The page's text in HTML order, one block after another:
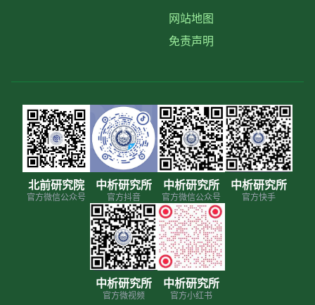
网站地图
免责声明
北前研究院
官方微信公众号
中析研究所
官方抖音
中析研究所
官方微信公众号
中析研究所
官方快手
中析研究所
官方微视频
中析研究所
官方小红书